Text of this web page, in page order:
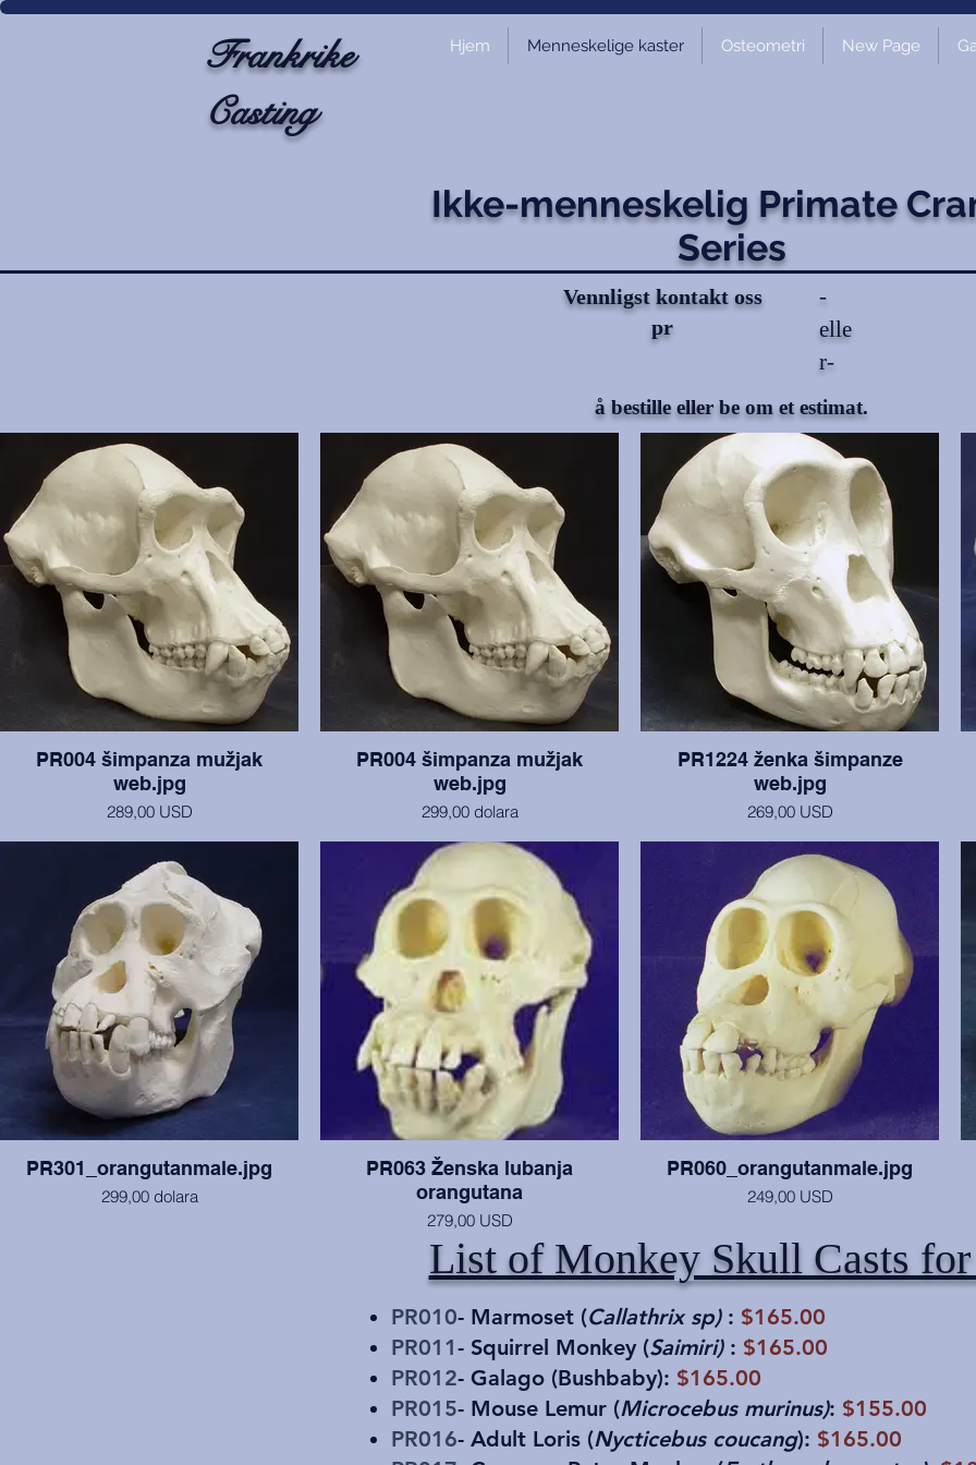
Frankrike
Casting
Hjem Menneskelige kaster Osteometri New Page
Ikke-menneskelig Primate
Series
Vennligst kontakt oss
pr
-
elle
r-
å bestille eller be om et estimat.
PR004 šimpanza mužjak
web.jpg
289,00 USD
Sa Sveučilišta Arizona State
PR004 šimpanza mužjak
web.jpg
299,00 dolara
Lubanja i mandibula u izvrsnom stanju,
sa Sveučilišta Arizona State. Split lubanje
prikazuje endokranijske detalje. (Trenutno
nemamo fotografiju podijeljene lubanje, ali
radi se o istom glumcu.
PR1224 ženka šimpanze
web.jpg
269,00 USD
Lubanja i mandibula, iz Muzeja čovjeka u
San Diegu, u savršenom su stanju.
PR301_orangutanmale.jpg
299,00 dolara
PR063 Ženska lubanja
orangutana
279,00 USD
Lubanja i donja čeljust žene stare 23
godine, u izvrsnom stanju.
PR060_orangutanmale.jpg
249,00 USD
(2. kutnjaci tek izbijaju), u dobrom stanju.
List of Monkey Skull Casts for
PR010- Marmoset (Callathrix sp): $165.00
PR011- Squirrel Monkey (Saimiri): $165.00
PR012- Galago (Bushbaby): $165.00
PR015- Mouse Lemur (Microcebus murinus): $155.00
PR016- Adult Loris (Nycticebus coucang): $165.00